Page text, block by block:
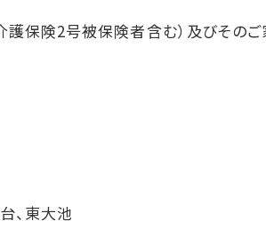
保険2号被保険者含む）及びその
、東大池